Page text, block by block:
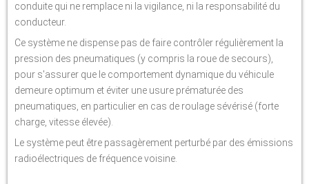
conduite qui ne remplace ni la vigilance, ni la responsabilité du
conducteur.
Ce système ne dispense pas de faire contrôler régulièrement la
pression des pneumatiques (y compris la roue de secours),
pour s'assurer que le comportement dynamique du véhicule
demeure optimum et éviter une usure prématurée des
pneumatiques, en particulier en cas de roulage sévérisé (forte
charge, vitesse élevée).
Le système peut être passagèrement perturbé par des émissions
radioélectriques de fréquence voisine.